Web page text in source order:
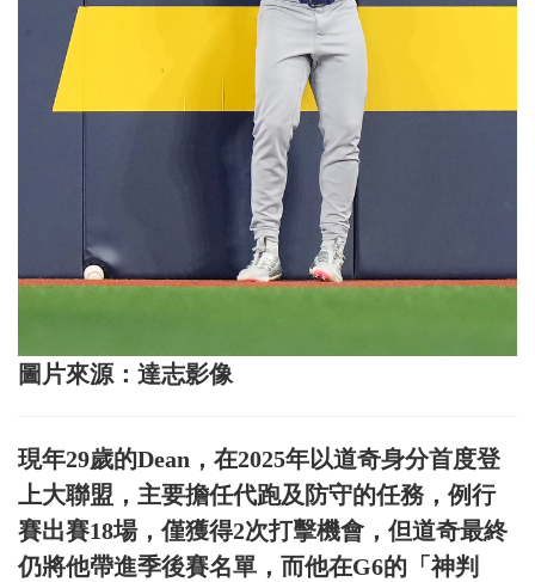
圖片來源：達志影像
現年29歲的Dean，在2025年以道奇身分首度登
上大聯盟，主要擔任代跑及防守的任務，例行
賽出賽18場，僅獲得2次打擊機會，但道奇最終
仍將他帶進季後賽名單，而他在G6的「神判